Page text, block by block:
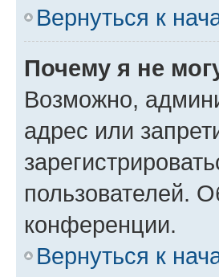
Вернуться к
Почему я не
Возможно,
адрес или
пользователей.
конференции.
Вернуться к